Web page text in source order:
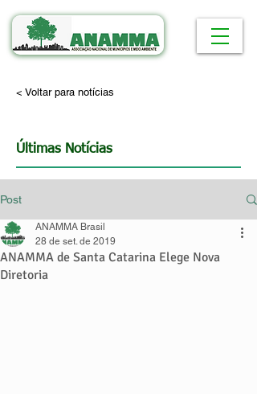
< Voltar para notícias
Últimas Notícias
Post
ANAMMA de Santa Catarina Elege Nova
Diretoria
ANAMMA Brasil
28 de set. de 2019